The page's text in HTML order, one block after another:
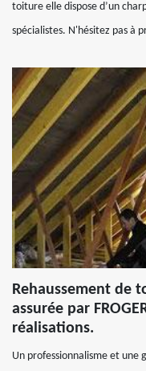
toiture elle dispose d’un
spécialistes. N'hésitez pas à
Rehaussement de
assurée par
réalisations.
Un professionnalisme et une